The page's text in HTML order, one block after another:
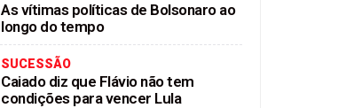
As vítimas políticas de Bolsonaro ao
longo do tempo
SUCESSÃO
Caiado diz que Flávio não tem
condições para vencer Lula